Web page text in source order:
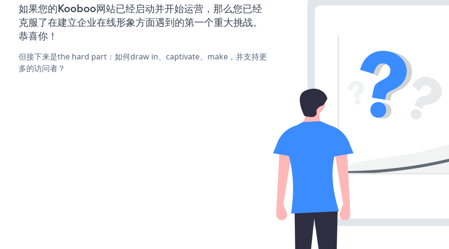
如果您的Kooboo网站已经启动并开始运营，那么您已经
克服了在建立企业在线形象方面遇到的第一个重大挑战。
恭喜你！
但接下来是the hard part：如何draw in、captivate、make，并支持更
多的访问者？